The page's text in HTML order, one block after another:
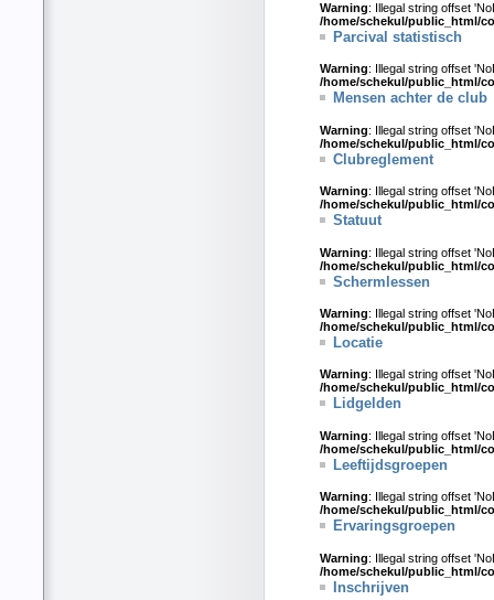
Warning: Illegal string offset
/home/schekul/public_html/
Parcival statistisch
Warning: Illegal string offset
/home/schekul/public_html/
Mensen achter de club
Warning: Illegal string offset
/home/schekul/public_html/
Clubreglement
Warning: Illegal string offset
/home/schekul/public_html/
Statuut
Warning: Illegal string offset
/home/schekul/public_html/
Schermlessen
Warning: Illegal string offset
/home/schekul/public_html/
Locatie
Warning: Illegal string offset
/home/schekul/public_html/
Lidgelden
Warning: Illegal string offset
/home/schekul/public_html/
Leeftijdsgroepen
Warning: Illegal string offset
/home/schekul/public_html/
Ervaringsgroepen
Warning: Illegal string offset
/home/schekul/public_html/
Inschrijven